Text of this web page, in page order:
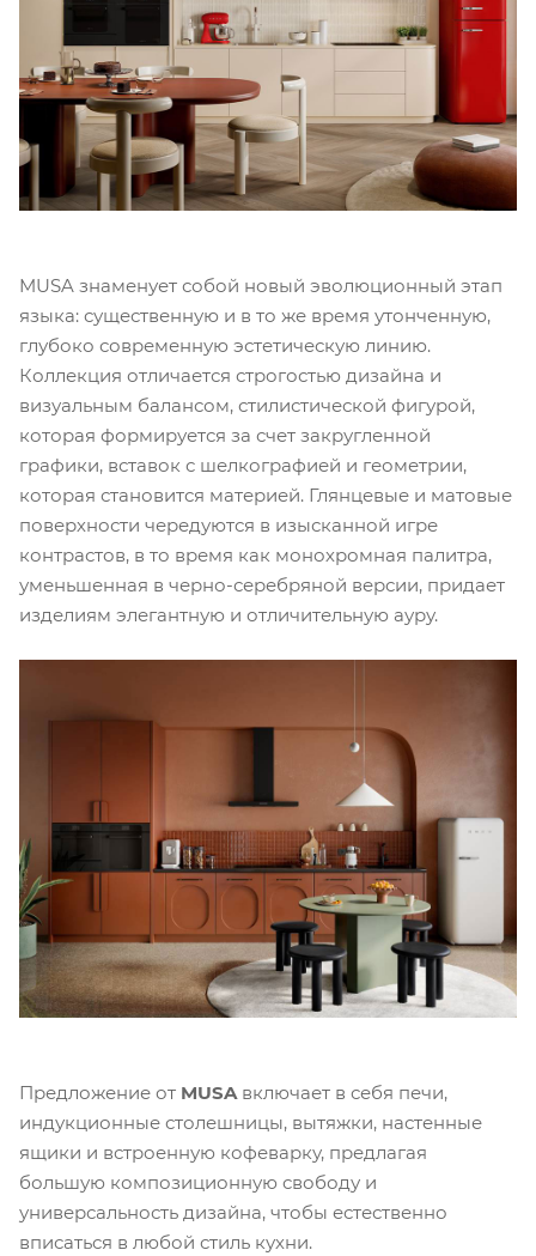
MUSA знаменует собой новый эволюционный этап
языка: существенную и в то же время утонченную,
глубоко современную эстетическую линию.
Коллекция отличается строгостью дизайна и
визуальным балансом, стилистической фигурой,
которая формируется за счет закругленной
графики, вставок с шелкографией и геометрии,
которая становится материей. Глянцевые и матовые
поверхности чередуются в изысканной игре
контрастов, в то время как монохромная палитра,
уменьшенная в черно-серебряной версии, придает
изделиям элегантную и отличительную ауру.
Предложение от MUSA включает в себя печи,
индукционные столешницы, вытяжки, настенные
ящики и встроенную кофеварку, предлагая
большую композиционную свободу и
универсальность дизайна, чтобы естественно
вписаться в любой стиль кухни.